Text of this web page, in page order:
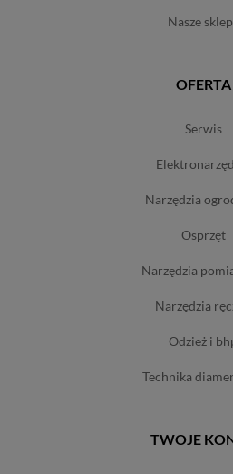
nasze
OFERTA
serwis
narzędzia
osprzęt
narzędzia
narzędzia
odzież i
technika
TWOJE